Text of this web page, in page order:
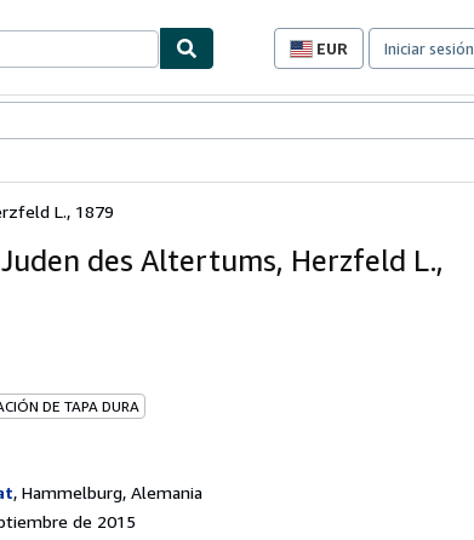
EUR
Preferencias
compra
sitio.
Iniciar sesión
L., 1879
des Altertums, Herzfeld L.,
DE TAPA DURA
, Hammelburg, Alemania
de 2015